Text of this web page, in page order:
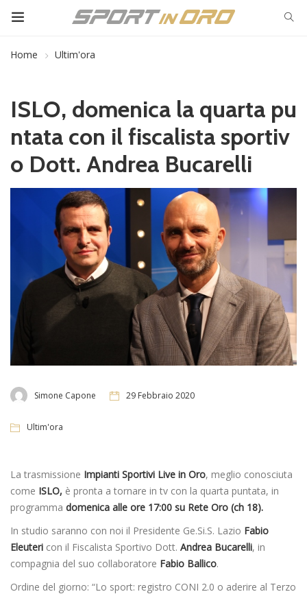
Home Ultim'ora
ISLO, domenica la quarta pu
ntata con il fiscalista sportiv
o Dott. Andrea Bucarelli
Simone Capone 29 Febbraio 2020
Ultim'ora
La trasmissione Impianti Sportivi Live in Oro, meglio conosciuta
come ISLO, è pronta a tornare in tv con la quarta puntata, in
programma domenica alle ore 17:00 su Rete Oro (ch 18).
In studio saranno con noi il Presidente Ge.Si.S. Lazio Fabio
Eleuteri con il Fiscalista Sportivo Dott. Andrea Bucarelli, in
compagnia del suo collaboratore Fabio Ballico.
Ordine del giorno: “Lo sport: registro CONI 2.0 o aderire al Terzo